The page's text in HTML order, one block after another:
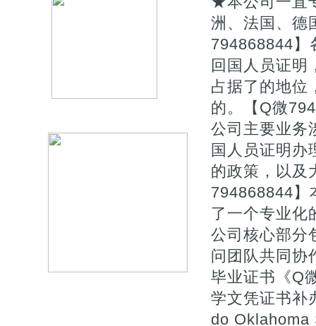
洲、法国、德
794868844】
回国人员证明
占据了的地位
的。【Q微
公司主要业务
国人员证明办
的政策，以及
794868844】
了一个专业化
公司核心部分
问团队共同协
毕业证书《Q
学文凭证书补
do